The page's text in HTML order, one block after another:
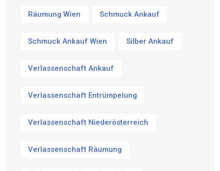
Räumung Wien Schmuck Ankauf
Schmuck Ankauf Wien Silber Ankauf
Verlassenschaft Ankauf
Verlassenschaft Entrümpelung
Verlassenschaft Niederösterreich
Verlassenschaft Räumung